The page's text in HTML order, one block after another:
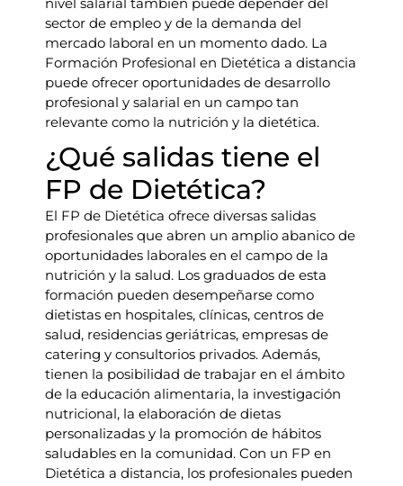
nivel salarial también puede depender del
sector de empleo y de la demanda del
mercado laboral en un momento dado. La
Formación Profesional en Dietética a distancia
puede ofrecer oportunidades de desarrollo
profesional y salarial en un campo tan
relevante como la nutrición y la dietética.
¿Qué salidas tiene el
FP de Dietética?
El FP de Dietética ofrece diversas salidas
profesionales que abren un amplio abanico de
oportunidades laborales en el campo de la
nutrición y la salud. Los graduados de esta
formación pueden desempeñarse como
dietistas en hospitales, clínicas, centros de
salud, residencias geriátricas, empresas de
catering y consultorios privados. Además,
tienen la posibilidad de trabajar en el ámbito
de la educación alimentaria, la investigación
nutricional, la elaboración de dietas
personalizadas y la promoción de hábitos
saludables en la comunidad. Con un FP en
Dietética a distancia, los profesionales pueden